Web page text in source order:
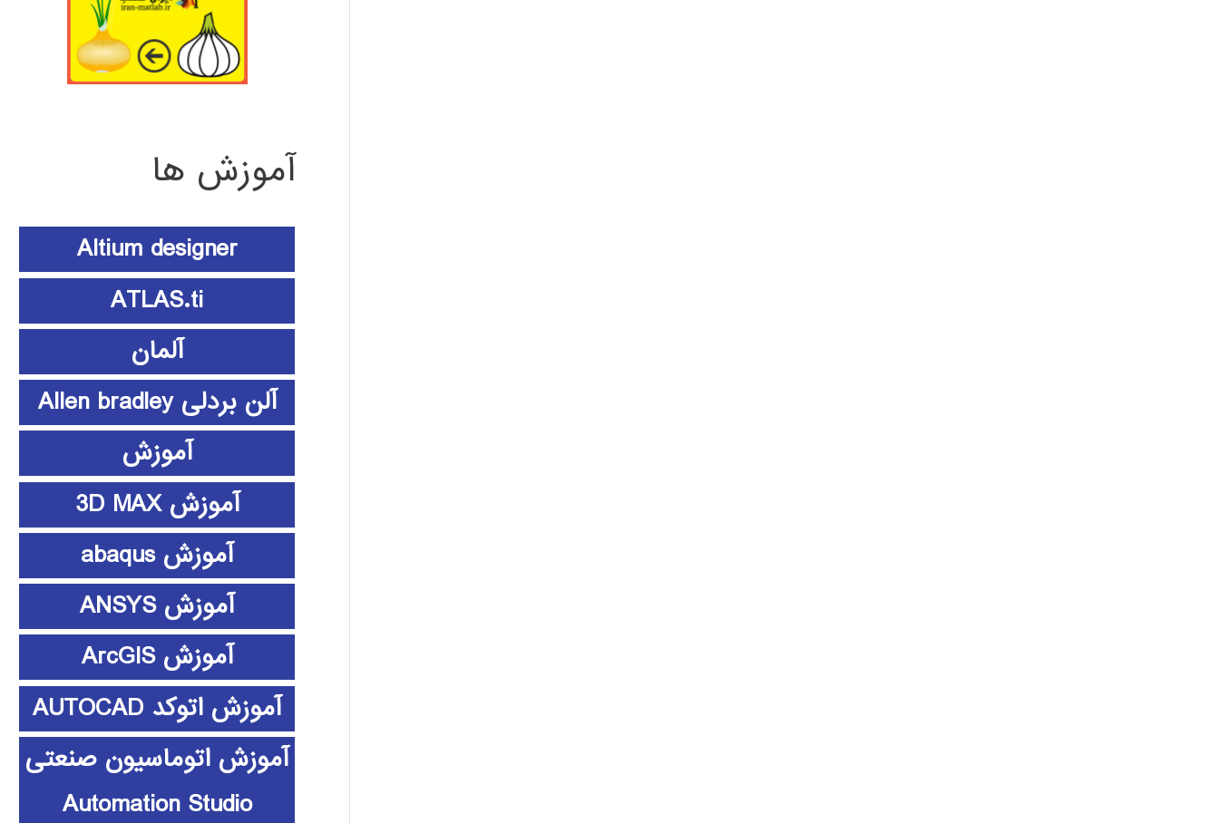
آموزش ها
Altium designer
ATLAS.ti
آلمان
آلن بردلی Allen bradley
آموزش
آموزش 3D MAX
آموزش abaqus
آموزش ANSYS
آموزش ArcGIS
آموزش اتوکد AUTOCAD
آموزش اتوماسیون صنعتی
Automation Studio